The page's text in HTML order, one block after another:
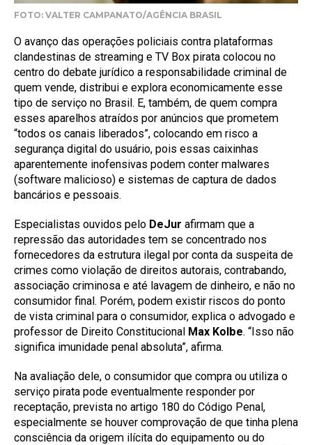
FOTO: VALTER CAMPANATO/AGÊNCIA BRASIL
O avanço das operações policiais contra plataformas
clandestinas de streaming e TV Box pirata colocou no
centro do debate jurídico a responsabilidade criminal de
quem vende, distribui e explora economicamente esse
tipo de serviço no Brasil. E, também, de quem compra
esses aparelhos atraídos por anúncios que prometem
“todos os canais liberados”, colocando em risco a
segurança digital do usuário, pois essas caixinhas
aparentemente inofensivas podem conter malwares
(software malicioso) e sistemas de captura de dados
bancários e pessoais.
Especialistas ouvidos pelo DeJur afirmam que a
repressão das autoridades tem se concentrado nos
fornecedores da estrutura ilegal por conta da suspeita de
crimes como violação de direitos autorais, contrabando,
associação criminosa e até lavagem de dinheiro, e não no
consumidor final. Porém, podem existir riscos do ponto
de vista criminal para o consumidor, explica o advogado e
professor de Direito Constitucional Max Kolbe. “Isso não
significa imunidade penal absoluta”, afirma.
Na avaliação dele, o consumidor que compra ou utiliza o
serviço pirata pode eventualmente responder por
receptação, prevista no artigo 180 do Código Penal,
especialmente se houver comprovação de que tinha plena
consciência da origem ilícita do equipamento ou do